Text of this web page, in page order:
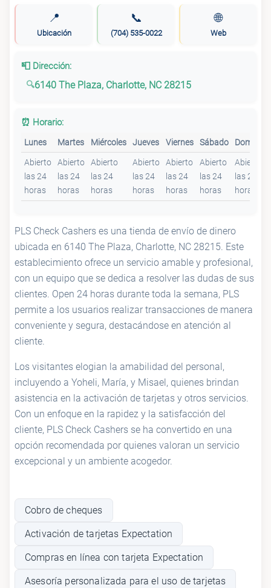
📍
Ubicación
📞
(704) 535-0022
🌐
Web
📮 Dirección:
6140 The Plaza, Charlotte, NC 28215
⏰ Horario:
Lunes Martes Miércoles Jueves Viernes Sábado Domingo
Abierto
las 24
horas
Abierto
las 24
horas
Abierto
las 24
horas
Abierto
las 24
horas
Abierto
las 24
horas
Abierto
las 24
horas
Abierto
las 24
horas
PLS Check Cashers es una tienda de envío de dinero
ubicada en 6140 The Plaza, Charlotte, NC 28215. Este
establecimiento ofrece un servicio amable y profesional,
con un equipo que se dedica a resolver las dudas de sus
clientes. Open 24 horas durante toda la semana, PLS
permite a los usuarios realizar transacciones de manera
conveniente y segura, destacándose en atención al
cliente.
Los visitantes elogian la amabilidad del personal,
incluyendo a Yoheli, María, y Misael, quienes brindan
asistencia en la activación de tarjetas y otros servicios.
Con un enfoque en la rapidez y la satisfacción del
cliente, PLS Check Cashers se ha convertido en una
opción recomendada por quienes valoran un servicio
excepcional y un ambiente acogedor.
Cobro de cheques
Activación de tarjetas Expectation
Compras en línea con tarjeta Expectation
Asesoría personalizada para el uso de tarjetas